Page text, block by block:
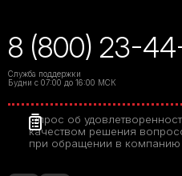
8 (800) 23-
Служба поддержки
Будни с 07:00 до 16:00 МСК
Опрос об
качеством решения
при обращении в компанию